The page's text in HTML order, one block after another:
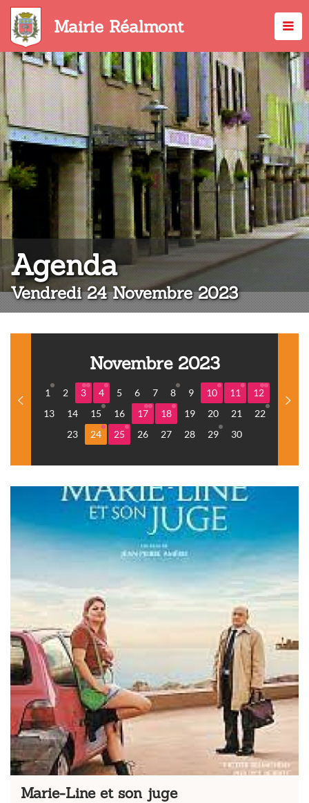
Aller
contenu
principal
Mairie Réalmont
Agenda:
Vendredi 24 Novembre 2023
Novembre 2023
1 2 3 4 5 6 7 8 9 10 11
12
13
14 15 16 17 18 19 20 21
22
23
24 25 26 27 28 29 30
Marie-Line et son juge